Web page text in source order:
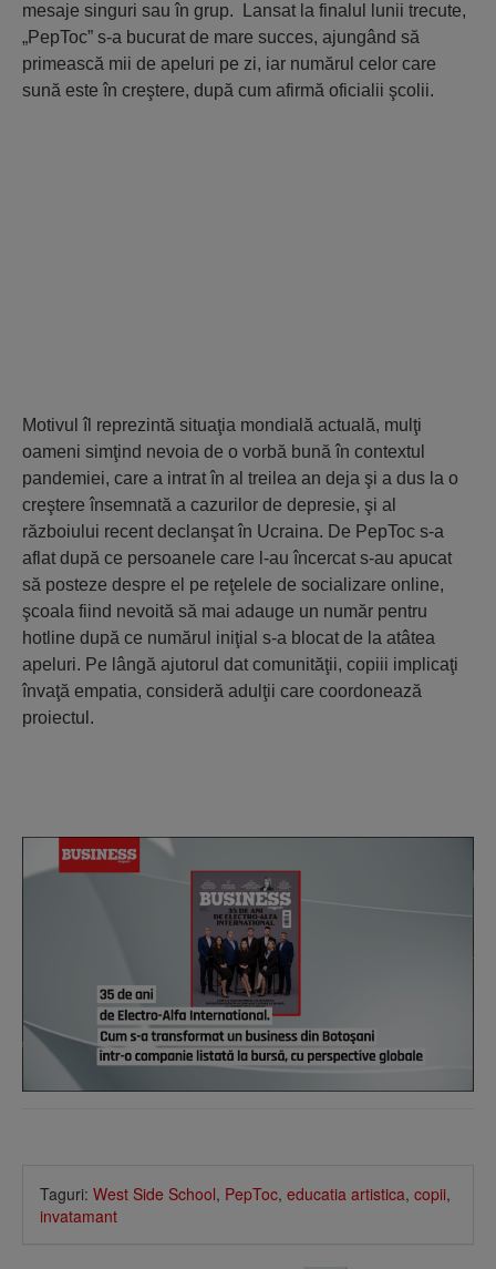
mesaje singuri sau în grup. Lansat la finalul lunii trecute,
„PepToc” s-a bucurat de mare succes, ajungând să
primească mii de apeluri pe zi, iar numărul celor care
sună este în creştere, după cum afirmă oficialii şcolii.
Motivul îl reprezintă situaţia mondială actuală, mulţi
oameni simţind nevoia de o vorbă bună în contextul
pandemiei, care a intrat în al treilea an deja şi a dus la o
creştere însemnată a cazurilor de depresie, şi al
războiului recent declanşat în Ucraina. De PepToc s-a
aflat după ce persoanele care l-au încercat s-au apucat
să posteze despre el pe reţelele de socializare online,
şcoala fiind nevoită să mai adauge un număr pentru
hotline după ce numărul iniţial s-a blocat de la atâtea
apeluri. Pe lângă ajutorul dat comunităţii, copiii implicaţi
învaţă empatia, consideră adulţii care coordonează
proiectul.
Taguri: West Side School, PepToc, educatia artistica, copii,
invatamant